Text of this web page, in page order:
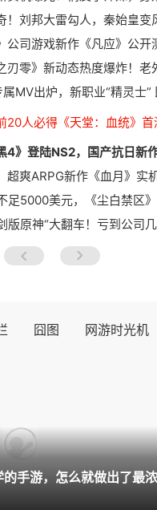
！刘邦大雷勾人，秦始皇变
公司游戏新作《凡应》公开
刃零》新动态热度爆炸！老
属MV出炉，新职业“精灵士”
20人必得《天堂：血统》
4》登陆NS2，国产抗日新
超爽ARPG新作《血月》实
足5000美元，《尘白禁区》
原神“大翻车！亏到公司几
囧图 网游时光机
手游，怎么就做出了最浓